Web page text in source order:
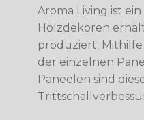
Aroma Living ist
Holzdekoren
produziert.
der einzelnen
Paneelen sind